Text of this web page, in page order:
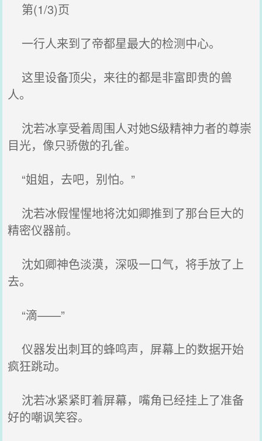
第(1/3)页
一行人来到了帝都星最大的检测中心。
这里设备顶尖，来往的都是非富即贵的兽
人。
沈若冰享受着周围人对她S级精神力者的尊崇
目光，像只骄傲的孔雀。
“姐姐，去吧，别怕。”
沈若冰假惺惺地将沈如卿推到了那台巨大的
精密仪器前。
沈如卿神色淡漠，深吸一口气，将手放了上
去。
“滴——”
仪器发出刺耳的蜂鸣声，屏幕上的数据开始
疯狂跳动。
沈若冰紧紧盯着屏幕，嘴角已经挂上了准备
好的嘲讽笑容。